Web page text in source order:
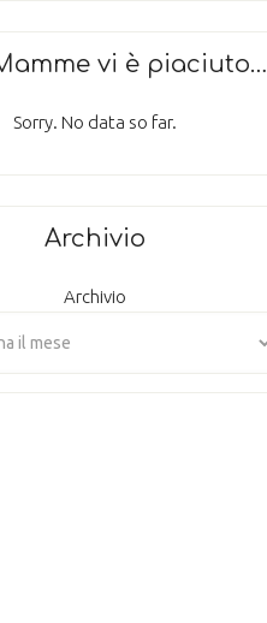
vi è piaciuto…
Sorry. No data so far.
Archivio
Archivio